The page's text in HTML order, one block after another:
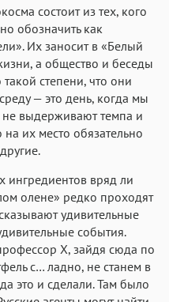
состоит из тех, кого
обозначить как
Их заносит в «Белый
а общество и беседы
степени, что они
— это день, когда мы
выдерживают темпа и
их место обязательно
вряд ли
олене» редко проходят
удивительные
события.
Х, зайдя сюда по
с… ладно, не станем в
это и сделали. Там было